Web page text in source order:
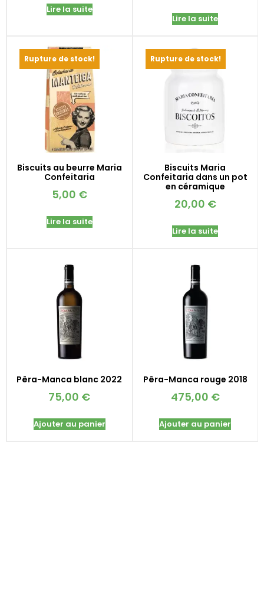
Lire la suite
Lire la suite
Rupture de stock!
Biscuits au beurre Maria
Confeitaria
5,00 €
Lire la suite
Rupture de stock!
Biscuits Maria
Confeitaria dans un pot
en céramique
20,00 €
Lire la suite
Pêra-Manca blanc 2022
75,00 €
Ajouter au panier
Pêra-Manca rouge 2018
475,00 €
Ajouter au panier